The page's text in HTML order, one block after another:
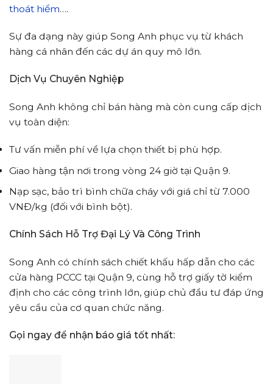
thoát hiểm….
Sự đa dạng này giúp Song Anh phục vụ từ khách
hàng cá nhân đến các dự án quy mô lớn.
Dịch Vụ Chuyên Nghiệp
Song Anh không chỉ bán hàng mà còn cung cấp dịch
vụ toàn diện:
Tư vấn miễn phí về lựa chọn thiết bị phù hợp.
Giao hàng tận nơi trong vòng 24 giờ tại Quận 9.
Nạp sạc, bảo trì bình chữa cháy với giá chỉ từ 7.000
VNĐ/kg (đối với bình bột).
Chính Sách Hỗ Trợ Đại Lý Và Công Trình
Song Anh có chính sách chiết khấu hấp dẫn cho các
cửa hàng PCCC tại Quận 9, cùng hỗ trợ giấy tờ kiểm
định cho các công trình lớn, giúp chủ đầu tư đáp ứng
yêu cầu của cơ quan chức năng.
Gọi ngay để nhận báo giá tốt nhất: